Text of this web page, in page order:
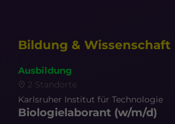
Bildung & Wissenschaft
Karlsruher Institut für Technologie
Ausbildung
Biologielaborant (w/m/d)
2 Standorte